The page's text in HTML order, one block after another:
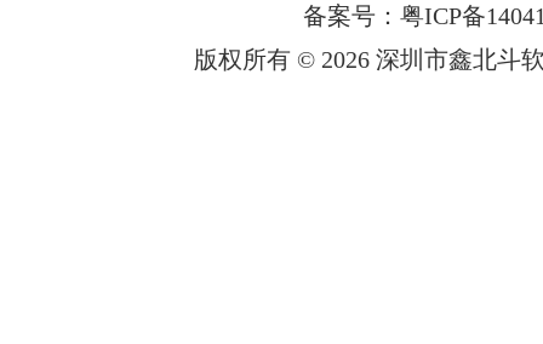
备案号：粤ICP备
版权所有 © 2026 深圳市鑫北斗